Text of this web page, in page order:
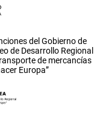
del Gobierno de
de Desarrollo Regional
de mercancías
Europa”